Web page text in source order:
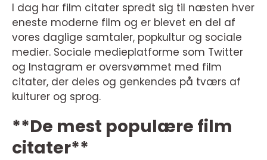
I dag har film citater spredt sig til næsten hver
eneste moderne film og er blevet en del af
vores daglige samtaler, popkultur og sociale
medier. Sociale medieplatforme som Twitter
og Instagram er oversvømmet med film
citater, der deles og genkendes på tværs af
kulturer og sprog.
**De mest populære film
citater**